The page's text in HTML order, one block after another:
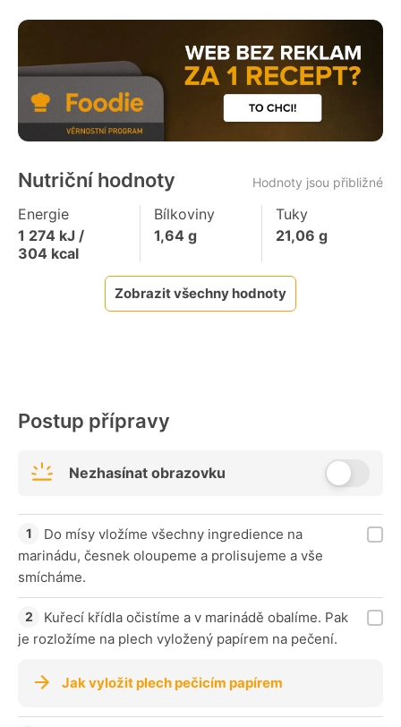
Nutriční hodnoty Hodnoty jsou přibližné
Energie
1 274 kJ /
304 kcal
Bílkoviny
1,64 g
Tuky
21,06 g
Zobrazit všechny hodnoty
Postup přípravy
Nezhasínat obrazovku
Do mísy vložíme všechny ingredience na
marinádu, česnek oloupeme a prolisujeme a vše
smícháme.
Kuřecí křídla očistíme a v marinádě obalíme. Pak
je rozložíme na plech vyložený papírem na pečení.
Jak vyložit plech pečicím papírem